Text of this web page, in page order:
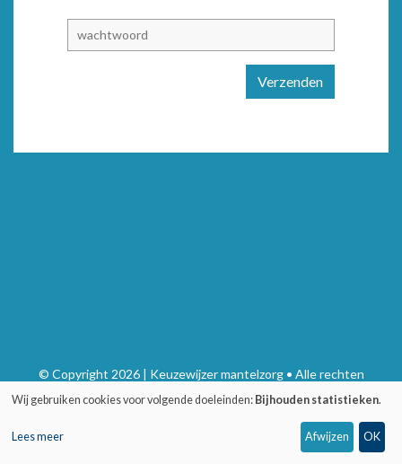
Verzenden
© Copyright 2026 | Keuzewijzer mantelzorg • Alle rechten
voorbehouden
Wij gebruiken cookies voor volgende doeleinden: Bijhouden statistieken.
Lees meer Afwijzen OK